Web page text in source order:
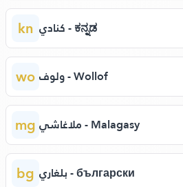
kn كنادي - ಕನ್ನಡ
wo ولوف - Wollof
mg ملاغاشي - Malagasy
bg بلغاري - български